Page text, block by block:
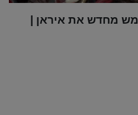
מחדש את איראן |